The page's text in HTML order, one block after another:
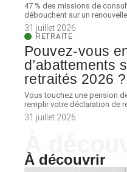
47 % des missions de
débouchent sur un
31 juillet 2026
RETRAITE
Pouvez-vous
d’abattements
retraités 2026 ?
Vous touchez une pension
remplir votre déclaration de
31 juillet 2026
À découvrir